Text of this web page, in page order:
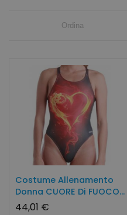
Costume Allenamento
Donna CUORE Di FUOCO...
44,01 €